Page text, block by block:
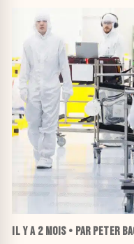
IL Y A 2 MOIS• PAR PETER